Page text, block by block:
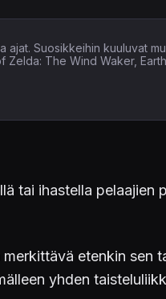
ajat. Suosikkeihin kuuluvat
Zelda: The Wind Waker,
tai ihastella
etenkin
yhden